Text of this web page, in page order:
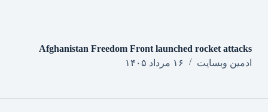
Afghanistan Freedom Front launched rocket attacks
ادمین وبسایت
۱۶ مرداد ۱۴۰۵